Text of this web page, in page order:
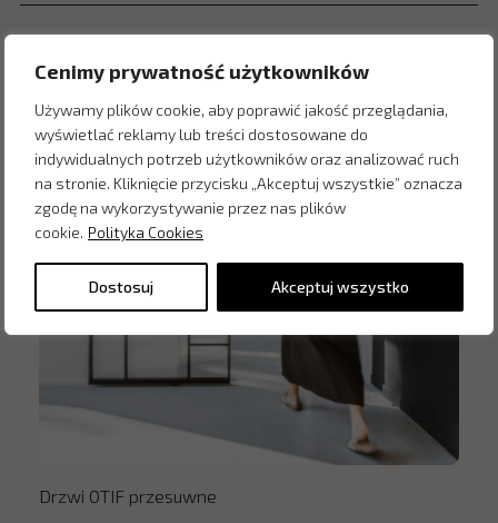
Cenimy prywatność użytkowników
Używamy plików cookie, aby poprawić jakość przeglądania,
wyświetlać reklamy lub treści dostosowane do
indywidualnych potrzeb użytkowników oraz analizować ruch
na stronie. Kliknięcie przycisku „Akceptuj wszystkie” oznacza
zgodę na wykorzystywanie przez nas plików
cookie. Polityka Cookies
Dostosuj Akceptuj wszystko
Drzwi OTIF przesuwne